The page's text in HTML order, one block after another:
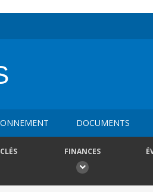
DOCUMENTS
FINANCES